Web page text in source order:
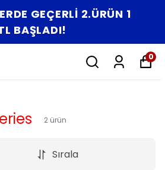
GEÇERLİ 2.ÜRÜN 1
BAŞLADI!
0
2 ürün
Sırala